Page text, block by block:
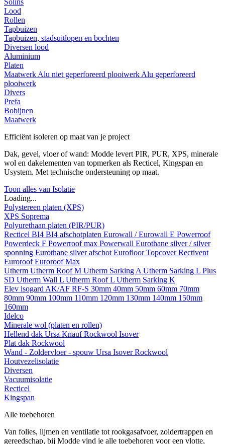
Solins
Lood
Rollen
Tapbuizen
Tapbuizen, stadsuitlopen en bochten
Diversen lood
Aluminium
Platen
Maatwerk Alu niet geperforeerd plooiwerk Alu geperforeerd
plooiwerk
Divers
Prefa
Bobijnen
Maatwerk
Efficiënt isoleren op maat van je project
Dak, gevel, vloer of wand: Modde levert PIR, PUR, XPS, minerale
wol en dakelementen van topmerken als Recticel, Kingspan en
Usystem. Met technische ondersteuning op maat.
Toon alles van Isolatie
Loading...
Polystereen platen (XPS)
XPS Soprema
Polyurethaan platen (PIR/PUR)
Recticel BI4 BI4 afschotplaten Eurowall / Eurowall E Powerroof
Powerdeck F Powerroof max Powerwall Eurothane silver / silver
sponning Eurothane silver afschot EurofloorTopcoverRectivent
EuroroofEuroroof Max
Utherm Utherm Roof M Utherm Sarking A Utherm Sarking L Plus
SD Utherm Wall L Utherm Roof L Utherm Sarking K
Elev isogard AK/AF RF-S 30mm 40mm 50mm 60mm 70mm
80mm 90mm 100mm 110mm 120mm 130mm 140mm 150mm
160mm
Idelco
Minerale wol (platen en rollen)
Hellend dak Ursa KnaufRockwool Isover
Plat dak Rockwool
Wand - Zoldervloer - spouw Ursa IsoverRockwool
Houtvezelisolatie
Diversen
Vacuumisolatie
Recticel
Kingspan
Alle toebehoren
Van folies, lijmen en ventilatie tot rookgasafvoer, zoldertrappen en
gereedschap, bij Modde vind je alle toebehoren voor een vlotte,